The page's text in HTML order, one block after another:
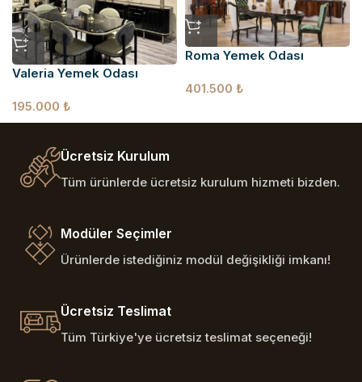
Valeria Yemek Odası
195.000 ₺
Roma Yemek Odası
401.500 ₺
Ücretsiz Kurulum
Tüm ürünlerde ücretsiz kurulum hizmeti bizden.
Modüler Seçimler
Ürünlerde istediğiniz modül değişikliği imkanı!
Ücretsiz Teslimat
Tüm Türkiye'ye ücretsiz teslimat seçeneği!